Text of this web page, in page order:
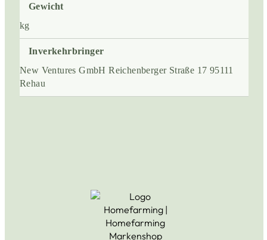
Gewicht
kg
Inverkehrbringer
New Ventures GmbH Reichenberger Straße 17 95111
Rehau